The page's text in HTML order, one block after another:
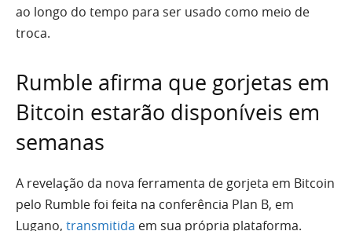
ao longo do tempo para ser usado como meio de
troca.
Rumble afirma que gorjetas em
Bitcoin estarão disponíveis em
semanas
A revelação da nova ferramenta de gorjeta em Bitcoin
pelo Rumble foi feita na conferência Plan B, em
Lugano, transmitida em sua própria plataforma.